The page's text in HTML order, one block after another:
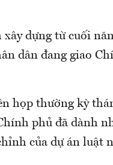
dựng từ cuối
dân đang giao
họp thường kỳ
phủ đã dành
của dự án luật